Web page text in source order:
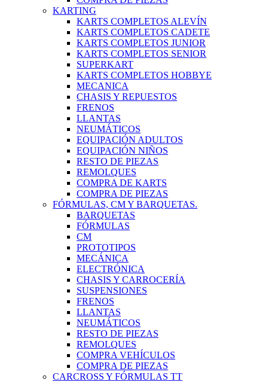
KARTING
KARTS COMPLETOS ALEVÍN
KARTS COMPLETOS CADETE
KARTS COMPLETOS JUNIOR
KARTS COMPLETOS SENIOR
SUPERKART
KARTS COMPLETOS HOBBYE
MECANICA
CHASIS Y REPUESTOS
FRENOS
LLANTAS
NEUMÁTICOS
EQUIPACIÓN ADULTOS
EQUIPACIÓN NIÑOS
RESTO DE PIEZAS
REMOLQUES
COMPRA DE KARTS
COMPRA DE PIEZAS
FÓRMULAS, CM Y BARQUETAS.
BARQUETAS
FÓRMULAS
CM
PROTOTIPOS
MECÁNICA
ELECTRÓNICA
CHASIS Y CARROCERÍA
SUSPENSIONES
FRENOS
LLANTAS
NEUMÁTICOS
RESTO DE PIEZAS
REMOLQUES
COMPRA VEHÍCULOS
COMPRA DE PIEZAS
CARCROSS Y FÓRMULAS TT